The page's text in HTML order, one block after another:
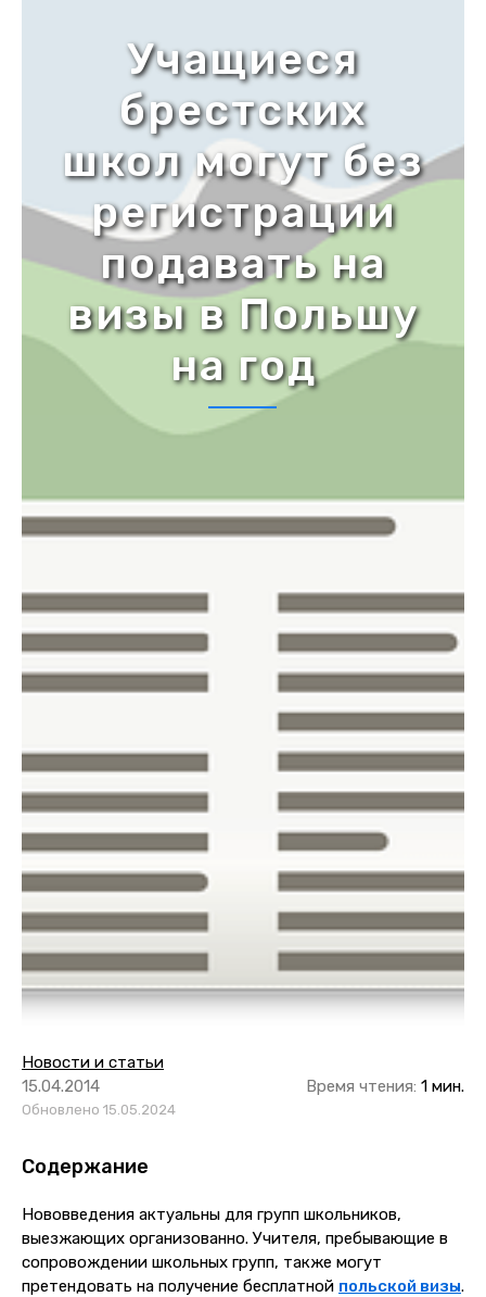
Учащиеся
брестских
школ могут без
регистрации
подавать на
визы в Польшу
на год
Новости и статьи
15.04.2014
Обновлено 15.05.2024
Время чтения: 1 мин.
Содержание
Нововведения актуальны для групп школьников,
выезжающих организованно. Учителя, пребывающие в
сопровождении школьных групп, также могут
претендовать на получение бесплатной польской визы.